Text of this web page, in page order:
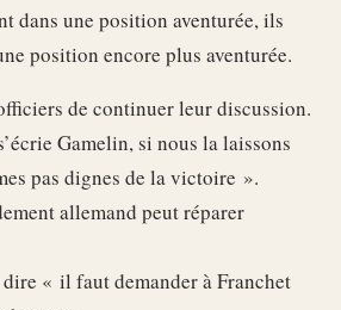
dans une position aventurée, ils
position encore plus aventurée.
de continuer leur discussion.
Gamelin, si nous la laissons
pas dignes de la victoire ».
allemand peut réparer
« il faut demander à Franchet